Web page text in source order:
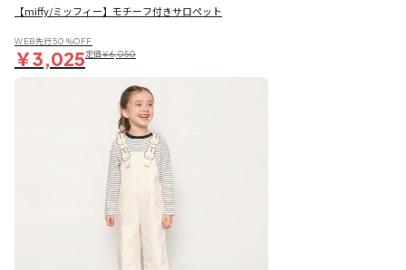
【miffy/ミッフィー】モチーフ付きサロペット
WEB先行50％OFF
￥3,025定価￥6,050